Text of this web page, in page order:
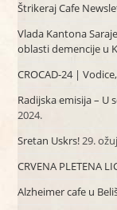
Štrikeraj Cafe
Vlada Kantona
oblasti demencije u
CROCAD-24 |
Radijska emisija – U
2024.
Sretan Uskrs!29.
CRVENA PLETENA
Alzheimer cafe u